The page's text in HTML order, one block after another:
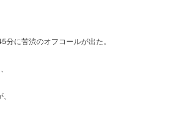
に苦渋のオフコールが出た。